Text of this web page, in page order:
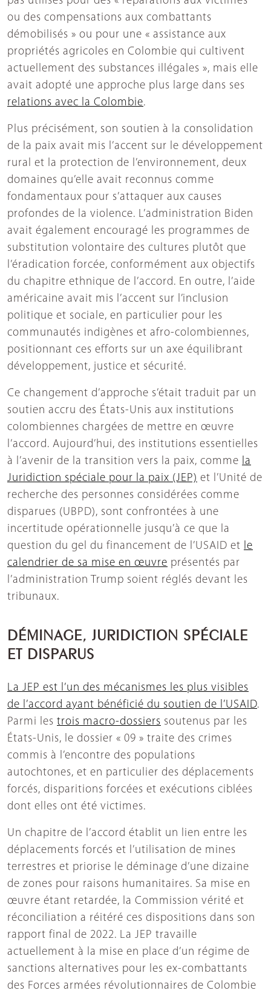
ou des compensations aux combattants
démobilisés » ou pour une « assistance aux
propriétés agricoles en Colombie qui cultivent
actuellement des substances illégales », mais elle
avait adopté une approche plus large dans ses
relations avec la Colombie.
Plus précisément, son soutien à la consolidation
de la paix avait mis l’accent sur le développement
rural et la protection de l’environnement, deux
domaines qu’elle avait reconnus comme
fondamentaux pour s’attaquer aux causes
profondes de la violence. L’administration Biden
avait également encouragé les programmes de
substitution volontaire des cultures plutôt que
l’éradication forcée, conformément aux objectifs
du chapitre ethnique de l’accord. En outre, l’aide
américaine avait mis l’accent sur l’inclusion
politique et sociale, en particulier pour les
communautés indigènes et afro-colombiennes,
positionnant ces efforts sur un axe équilibrant
développement, justice et sécurité.
Ce changement d’approche s’était traduit par un
soutien accru des États-Unis aux institutions
colombiennes chargées de mettre en œuvre
l’accord. Aujourd’hui, des institutions essentielles
à l’avenir de la transition vers la paix, comme la
Juridiction spéciale pour la paix (JEP) et l’Unité de
recherche des personnes considérées comme
disparues (UBPD), sont confrontées à une
incertitude opérationnelle jusqu’à ce que la
question du gel du financement de l’USAID et le
calendrier de sa mise en œuvre présentés par
l’administration Trump soient réglés devant les
tribunaux.
DÉMINAGE, JURIDICTION SPÉCIALE
ET DISPARUS
La JEP est l’un des mécanismes les plus visibles
de l’accord ayant bénéficié du soutien de l’USAID.
Parmi les trois macro-dossiers soutenus par les
États-Unis, le dossier « 09 » traite des crimes
commis à l’encontre des populations
autochtones, et en particulier des déplacements
forcés, disparitions forcées et exécutions ciblées
dont elles ont été victimes.
Un chapitre de l’accord établit un lien entre les
déplacements forcés et l’utilisation de mines
terrestres et priorise le déminage d’une dizaine
de zones pour raisons humanitaires. Sa mise en
œuvre étant retardée, la Commission vérité et
réconciliation a réitéré ces dispositions dans son
rapport final de 2022. La JEP travaille
actuellement à la mise en place d’un régime de
sanctions alternatives pour les ex-combattants
des Forces armées révolutionnaires de Colombie